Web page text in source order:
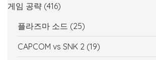
게임 공략 (416)
플라즈마 소드 (25)
CAPCOM vs SNK 2 (19)